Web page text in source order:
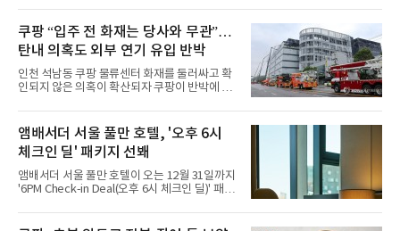
라 극장을 모티브로 한 데코레이션으로 구성됐
다. 무대 공간 및 티켓 박스
필먼트서비스(CFS)가 지난 28일부터 화재 피해
주민을 대상으로 전문 출장 청소서비스 지원에
나섬으로써 본격적인 지역사회 복구 작업이 시
작된 것이다.대피소 주민 중심 청소 접수, 첫날
부터 2가구 지원 완료CFS는 신현초등학교, 신
현북초등학교, 신현여자중학교 등 인천 서해구
관내 임시 대피소 3곳에서 체류해온 화재 피해
민들의 호응 속에 CFS는 즉시 행동에 나섰다. 지
난 28일 오후 전문 청소업체와
쿠팡 “입주 전 화재는 당사와 무관”…
탄내 의혹도 외부 연기 유입 반박
인천 석남동 쿠팡 물류센터 화재를 둘러싸고 확
인되지 않은 의혹이 확산되자 쿠팡이 반박에 나
에 대해서는 외부 화재 연기 유입이라고 설명했
고, 2023년 같은 물류센터에서 발생한 화재에
대해서도 쿠팡 입주 전 공사 과정에서 벌어진 일
이라며 선을 그었다.쿠팡은 21일 인천 물류센터
내부에서 불이 타는 냄새가 났다는 의혹과 관련
해 “사실무근”이라는 입장을 밝혔다.회사 측은
“인근에서 지난 15일 다른 회사에서 발생한 대
앰배서더 서울 풀만 호텔, '오후 6시
체크인 딜' 패키지 선봬
앰배서더 서울 풀만 호텔이 오는 12월 31일까지
'6PM Check-in Deal(오후 6시 체크인 딜)' 패키
으로 여유로운 저녁 시간부터 호텔 스테이를 시